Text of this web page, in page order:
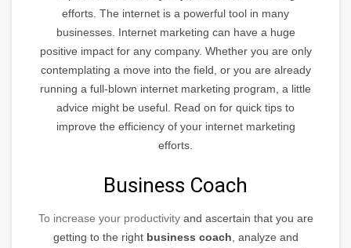
efforts. The internet is a powerful tool in many
businesses. Internet marketing can have a huge
positive impact for any company. Whether you are only
contemplating a move into the field, or you are already
running a full-blown internet marketing program, a little
advice might be useful. Read on for quick tips to
improve the efficiency of your internet marketing
efforts.
Business Coach
To increase your productivityand ascertain that you are
getting to the right business coach , analyze and